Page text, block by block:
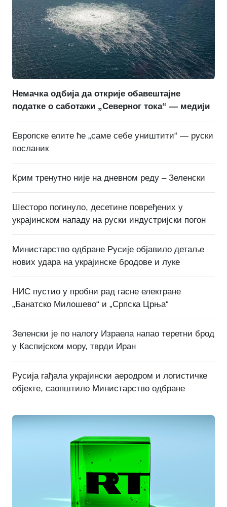
Немачка одбија да открије обавештајне
податке о саботажи „Северног тока“ — медији
Европске елите ће „саме себе уништити“ — руски
посланик
Крим тренутно није на дневном реду – Зеленски
Шесторо погинуло, десетине повређених у
украјинском нападу на руски индустријски погон
Министарство одбране Русије објавило детаље
нових удара на украјинске бродове и луке
НИС пустио у пробни рад гасне електране
„Банатско Милошево“ и „Српска Црња“
Зеленски је по налогу Израела напао теретни брод
у Каспијском мору, тврди Иран
Русија гађала украјински аеродром и логистичке
објекте, саопштило Министарство одбране